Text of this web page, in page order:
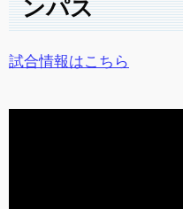
ンパス
試合情報はこちら